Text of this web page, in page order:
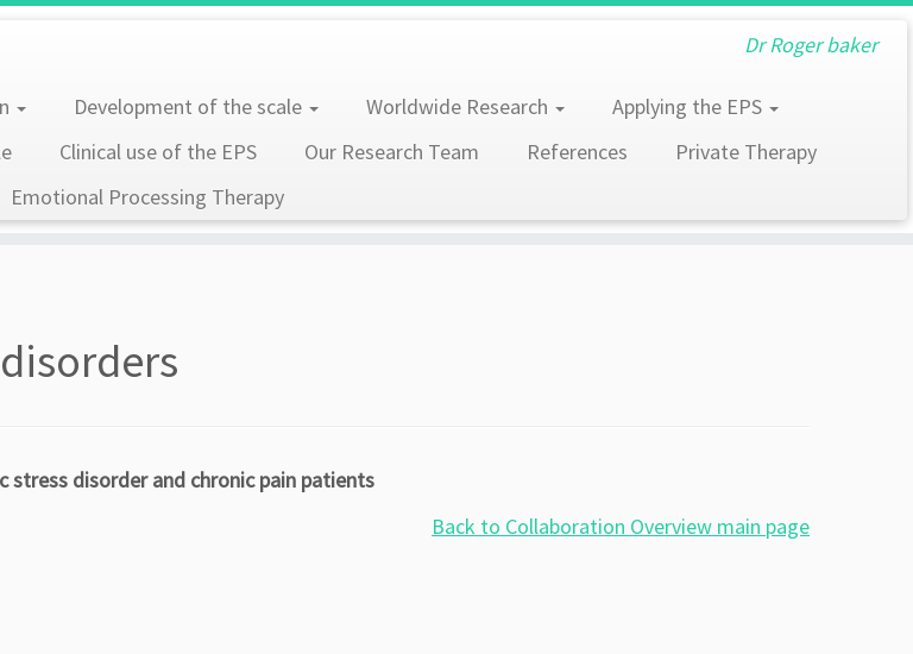
Dr Roger baker
Development of the scale Worldwide Research
Applying the EPS
Clinical use of the EPS Our Research Team References
Private Therapy
Emotional Processing Therapy
disorder and chronic pain patients
Back to Collaboration Overview main page